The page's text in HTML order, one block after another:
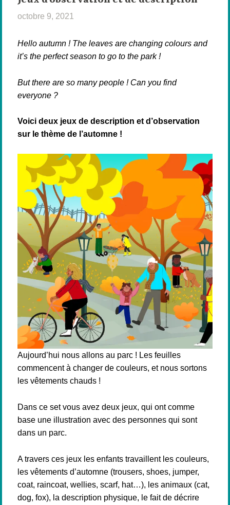
octobre 9, 2021
e
B
i
s
h
o
x
Hello autumn ! The leaves are changing colours and
it’s the perfect season to go to the park !
But there are so many people ! Can you find
everyone ?
Voici deux jeux de description et d’observation
sur le thème de l’automne !
Aujourd’hui nous allons au parc ! Les feuilles
commencent à changer de couleurs, et nous sortons
les vêtements chauds !
Dans ce set vous avez deux jeux, qui ont comme
base une illustration avec des personnes qui sont
dans un parc.
A travers ces jeux les enfants travaillent les couleurs,
les vêtements d’automne (trousers, shoes, jumper,
coat, raincoat, wellies, scarf, hat…), les animaux (cat,
dog, fox), la description physique, le fait de décrire